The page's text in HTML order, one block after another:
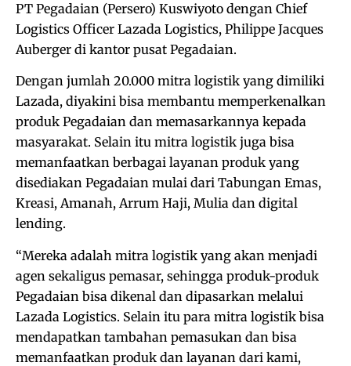
PT Pegadaian (Persero) Kuswiyoto dengan Chief
Logistics Officer Lazada Logistics, Philippe Jacques
Auberger di kantor pusat Pegadaian.
Dengan jumlah 20.000 mitra logistik yang dimiliki
Lazada, diyakini bisa membantu memperkenalkan
produk Pegadaian dan memasarkannya kepada
masyarakat. Selain itu mitra logistik juga bisa
memanfaatkan berbagai layanan produk yang
disediakan Pegadaian mulai dari Tabungan Emas,
Kreasi, Amanah, Arrum Haji, Mulia dan digital
lending.
“Mereka adalah mitra logistik yang akan menjadi
agen sekaligus pemasar, sehingga produk-produk
Pegadaian bisa dikenal dan dipasarkan melalui
Lazada Logistics. Selain itu para mitra logistik bisa
mendapatkan tambahan pemasukan dan bisa
memanfaatkan produk dan layanan dari kami,